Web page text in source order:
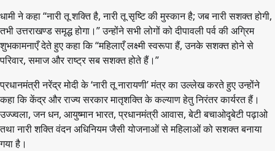
धामी ने कहा “नारी तू शक्ति है, नारी तू सृष्टि की मुस्कान है; जब नारी सशक्त होगी,
तभी उत्तराखण्ड समृद्ध होगा।” उन्होंने सभी लोगों को दीपावली पर्व की अग्रिम
शुभकामनाएँ देते हुए कहा कि “महिलाएँ लक्ष्मी स्वरूपा हैं, उनके सशक्त होने से
परिवार, समाज और राष्ट्र सब सशक्त होते हैं।”
प्रधानमंत्री नरेंद्र मोदी के ‘नारी तू नारायणी’ मंत्र का उल्लेख करते हुए उन्होंने
कहा कि केंद्र और राज्य सरकार मातृशक्ति के कल्याण हेतु निरंतर कार्यरत हैं।
उज्ज्वला, जन धन, आयुष्मान भारत, प्रधानमंत्री आवास, बेटी बचाओदृबेटी पढ़ाओ
तथा नारी शक्ति वंदन अधिनियम जैसी योजनाओं से महिलाओं को सशक्त बनाया
गया है।